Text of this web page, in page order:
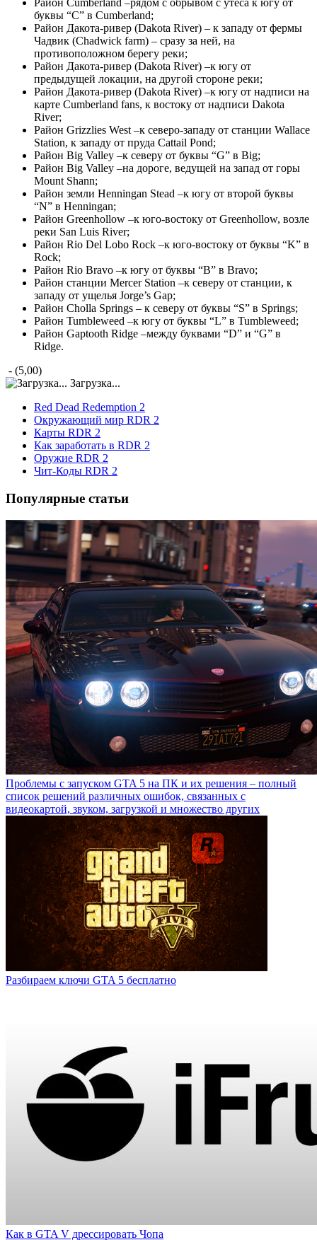
Район Cumberland –рядом с обрывом с утёса к югу от
буквы “C” в Cumberland;
Район Дакота-ривер (Dakota River) – к западу от фермы
Чадвик (Chadwick farm) – сразу за ней, на
противоположном берегу реки;
Район Дакота-ривер (Dakota River) –к югу от
предыдущей локации, на другой стороне реки;
Район Дакота-ривер (Dakota River) –к югу от надписи на
карте Cumberland fans, к востоку от надписи Dakota
River;
Район Grizzlies West –к северо-западу от станции Wallace
Station, к западу от пруда Cattail Pond;
Район Big Valley –к северу от буквы “G” в Big;
Район Big Valley –на дороге, ведущей на запад от горы
Mount Shann;
Район земли Henningan Stead –к югу от второй буквы
“N” в Henningan;
Район Greenhollow –к юго-востоку от Greenhollow, возле
реки San Luis River;
Район Rio Del Lobo Rock –к юго-востоку от буквы “K” в
Rock;
Район Rio Bravo –к югу от буквы “B” в Bravo;
Район станции Mercer Station –к северу от станции, к
западу от ущелья Jorge’s Gap;
Район Cholla Springs – к северу от буквы “S” в Springs;
Район Tumbleweed –к югу от буквы “L” в Tumbleweed;
Район Gaptooth Ridge –между буквами “D” и “G” в
Ridge.
- (5,00)
Загрузка...
Red Dead Redemption 2
Окружающий мир RDR 2
Карты RDR 2
Как заработать в RDR 2
Оружие RDR 2
Чит-Коды RDR 2
Популярные статьи
Проблемы с запуском GTA 5 на ПК и их решения – полный
список решений различных ошибок, связанных с
видеокартой, звуком, загрузкой и множество других
Разбираем ключи GTA 5 бесплатно
Как в GTA V дрессировать Чопа